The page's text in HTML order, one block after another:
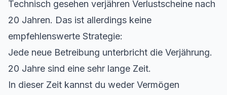
Technisch gesehen verjähren Verlustscheine nach
20 Jahren. Das ist allerdings keine
empfehlenswerte Strategie:
Jede neue Betreibung unterbricht die Verjährung.
20 Jahre sind eine sehr lange Zeit.
In dieser Zeit kannst du weder Vermögen